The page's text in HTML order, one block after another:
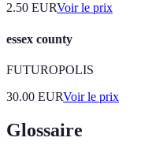
2.50 EURVoir le prix
essex county
FUTUROPOLIS
30.00 EURVoir le prix
Glossaire